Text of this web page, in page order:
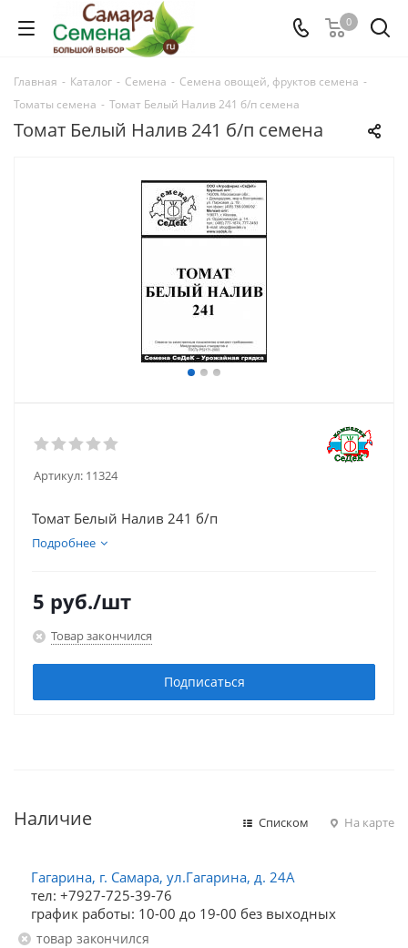
0
Главная - Каталог - Семена - Семена овощей, фруктов семена -
Томаты семена - Томат Белый Налив 241 б/п семена
Томат Белый Налив 241 б/п семена
Артикул: 11324
Томат Белый Налив 241 б/п
Подробнее
5 руб./шт
Товар закончился
Подписаться
Наличие Списком На карте
Гагарина, г. Самара, ул.Гагарина, д. 24А
тел: +7927-725-39-76
график работы: 10-00 до 19-00 без выходных
Товар закончился